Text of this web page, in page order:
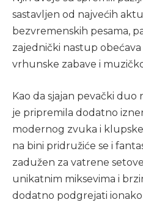
sastavljen od najvećih
bezvremenskih pesama,
zajednički nastup
vrhunske zabave i
Kao da sjajan pevački
je pripremila dodatno
modernog zvuka i
na bini pridružiće se i
zadužen za vatrene
unikatnim miksevima i
dodatno podgrejati